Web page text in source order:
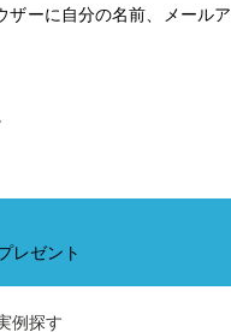
ザーに自分の名前、メールア
例探す
ル
ル
ル
ル